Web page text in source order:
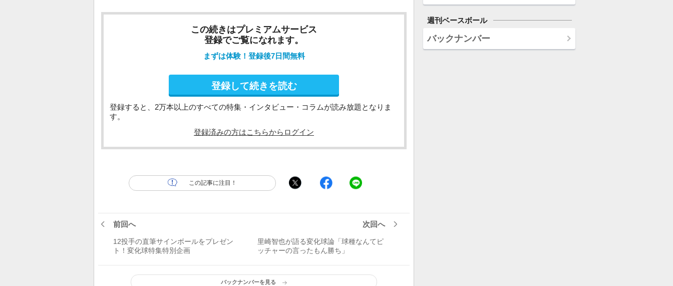
この続きはプレミアムサービス
登録でご覧になれます。
まずは体験！登録後7日間無料
登録して続きを読む
登録すると、2万本以上のすべての特集・インタビュー・コラムが読み放題となりま
す。
登録済みの方はこちらからログイン
この記事に注目！
前回へ
12投手の直筆サインボールをプレゼン
ト！変化球特集特別企画
次回へ
里崎智也が語る変化球論「球種なんてピ
ッチャーの言ったもん勝ち」
バックナンバーを見る
週刊ベースボール
バックナンバー